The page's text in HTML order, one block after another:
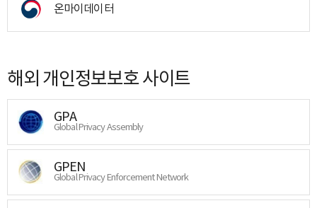
온마이데이터
해외 개인정보보호 사이트
GPA
Global Privacy Assembly
GPEN
Global Privacy Enforcement Network